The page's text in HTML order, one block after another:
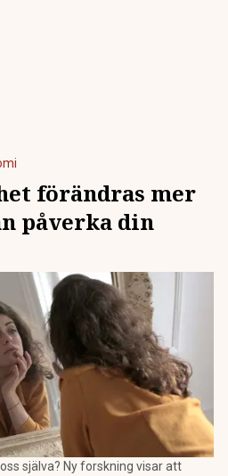
förändras mer
påverka din
själva? Ny forskning visar att